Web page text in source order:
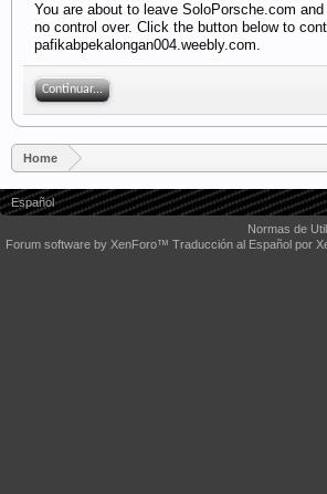
You are about to leave SoloPorsche.com
no control over. Click the button below to
pafikabpekalongan004.weebly.com.
Continuar...
Home
Español
Normas de
Forum software by XenForo™ Traducción al Español por